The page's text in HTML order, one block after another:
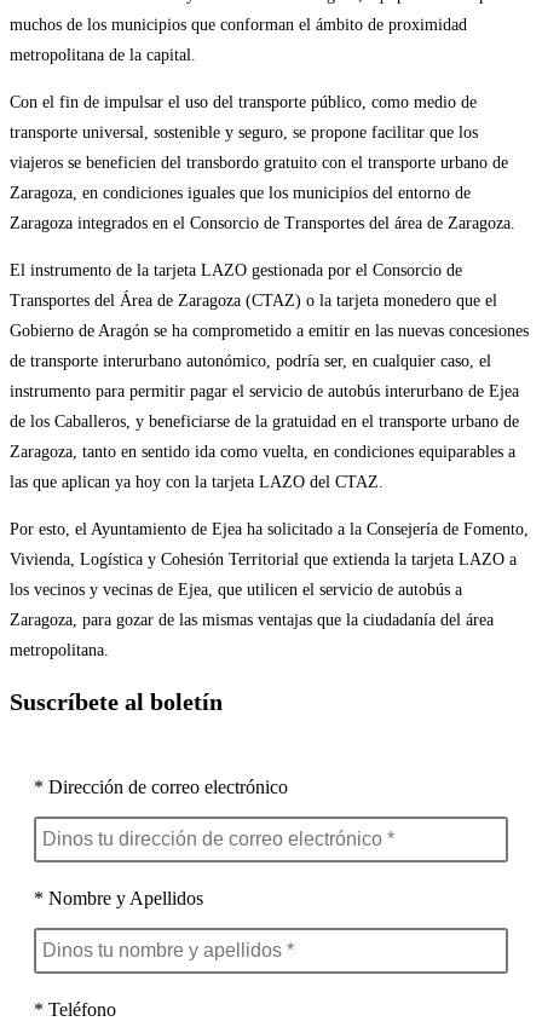
muchos de los municipios que conforman el ámbito de proximidad
metropolitana de la capital.
Con el fin de impulsar el uso del transporte público, como medio de
transporte universal, sostenible y seguro, se propone facilitar que los
viajeros se beneficien del transbordo gratuito con el transporte urbano de
Zaragoza, en condiciones iguales que los municipios del entorno de
Zaragoza integrados en el Consorcio de Transportes del área de Zaragoza.
El instrumento de la tarjeta LAZO gestionada por el Consorcio de
Transportes del Área de Zaragoza (CTAZ) o la tarjeta monedero que el
Gobierno de Aragón se ha comprometido a emitir en las nuevas concesiones
de transporte interurbano autonómico, podría ser, en cualquier caso, el
instrumento para permitir pagar el servicio de autobús interurbano de Ejea
de los Caballeros, y beneficiarse de la gratuidad en el transporte urbano de
Zaragoza, tanto en sentido ida como vuelta, en condiciones equiparables a
las que aplican ya hoy con la tarjeta LAZO del CTAZ.
Por esto, el Ayuntamiento de Ejea ha solicitado a la Consejería de Fomento,
Vivienda, Logística y Cohesión Territorial que extienda la tarjeta LAZO a
los vecinos y vecinas de Ejea, que utilicen el servicio de autobús a
Zaragoza, para gozar de las mismas ventajas que la ciudadanía del área
metropolitana.
Suscríbete al boletín
* Dirección de correo electrónico
* Nombre y Apellidos
* Teléfono